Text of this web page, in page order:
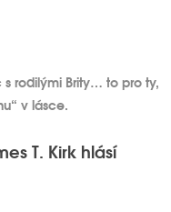
s rodilými Brity… to pro ty,
v lásce.
T. Kirk hlásí